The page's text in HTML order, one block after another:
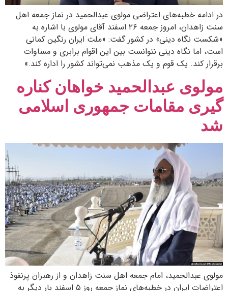
در ادامه خطبه‌های اعتراضی مولوی عبدالحمید در نماز جمعه اهل
سنت زاهدان، امروز جمعه ۲۶ اسفند آقای مولوی با اشاره به
«شکست نگاه دینی» در کشور گفت: «ملت ایران رنگین کمانی
است، اما نگاه دینی نتوانست بین این اقوام برابری و مساوات
برقرار کند. یک قوم و یک مذهب نمی‌تواند کشور را اداره کند.»
مولوی عبدالحمید خواهان کناره‌
گیری مقامات جمهوری اسلامی
شد
مولوی عبدالحمید، امام جمعه اهل سنت زاهدان و از رهبران پرنفوذ
اعتراضات ایران در خطبه‌های نماز جمعه روز ۵ اسفند بار دیگر به